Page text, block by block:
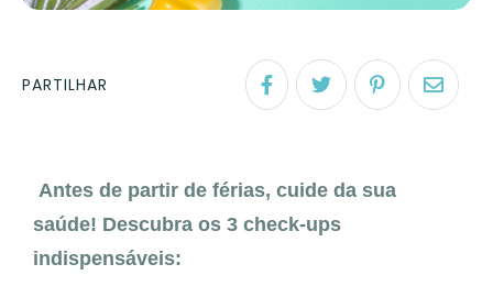
PARTILHAR
Antes de partir de férias, cuide da sua
saúde! Descubra os 3 check-ups
indispensáveis: